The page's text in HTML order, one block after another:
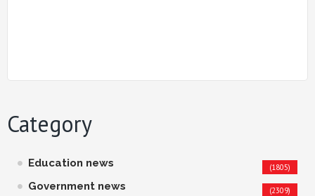
Category
Education news (1805)
Government news (2309)